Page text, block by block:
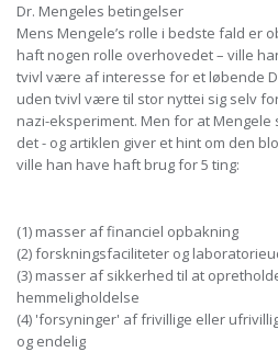
Dr. Mengeles betingelser
Mens Mengele’s rolle i bedste fald er
haft nogen rolle overhovedet – ville
tvivl være af interesse for et løbende
uden tvivl være til stor nyttei sig selv
nazi-eksperiment. Men for at
det - og artiklen giver et hint om den
ville han have haft brug for 5 ting:
(1) masser af financiel opbakning
(2) forskningsfaciliteter og
(3) masser af sikkerhed til at
hemmeligholdelse
(4) 'forsyninger' af frivillige eller
og endelig